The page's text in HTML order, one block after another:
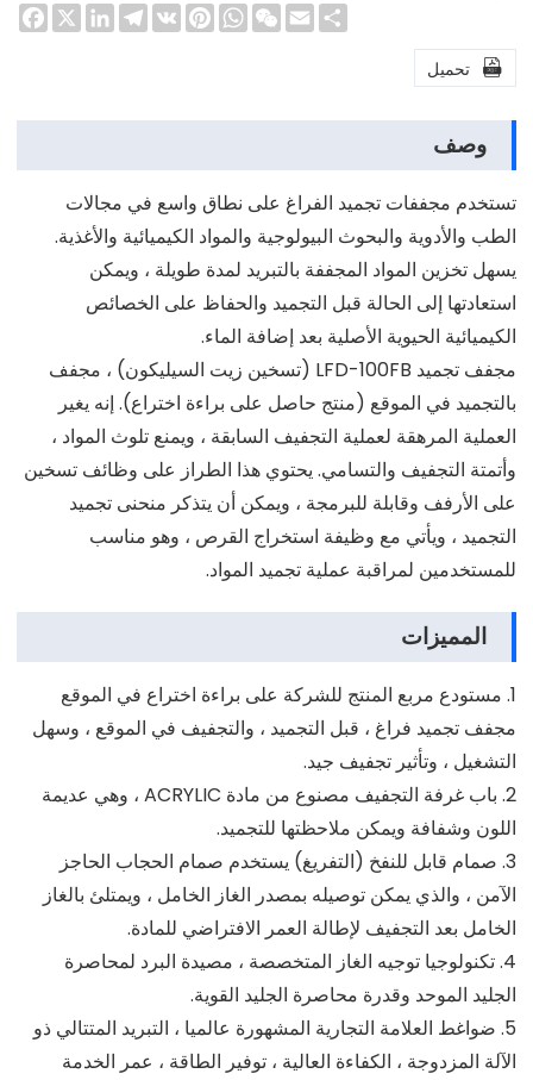
X
LinkedIn
Telegram VK
Pinterest
WhatsAppWeChatEmailShare
 تحميل
وصف
تستخدم مجففات تجميد الفراغ على نطاق واسع في مجالات
الطب والأدوية والبحوث البيولوجية والمواد الكيميائية والأغذية.
يسهل تخزين المواد المجففة بالتبريد لمدة طويلة ، ويمكن
استعادتها إلى الحالة قبل التجميد والحفاظ على الخصائص
الكيميائية الحيوية الأصلية بعد إضافة الماء.
مجفف تجميد LFD-100FB (تسخين زيت السيليكون) ، مجفف
بالتجميد في الموقع (منتج حاصل على براءة اختراع). إنه يغير
العملية المرهقة لعملية التجفيف السابقة ، ويمنع تلوث المواد ،
وأتمتة التجفيف والتسامي. يحتوي هذا الطراز على وظائف تسخين
على الأرفف وقابلة للبرمجة ، ويمكن أن يتذكر منحنى تجميد
التجميد ، ويأتي مع وظيفة استخراج القرص ، وهو مناسب
للمستخدمين لمراقبة عملية تجميد المواد.
المميزات
1. مستودع مربع المنتج للشركة على براءة اختراع في الموقع
مجفف تجميد فراغ ، قبل التجميد ، والتجفيف في الموقع ، وسهل
التشغيل ، وتأثير تجفيف جيد.
2. باب غرفة التجفيف مصنوع من مادة ACRYLIC ، وهي عديمة
اللون وشفافة ويمكن ملاحظتها للتجميد.
3. صمام قابل للنفخ (التفريغ) يستخدم صمام الحجاب الحاجز
الآمن ، والذي يمكن توصيله بمصدر الغاز الخامل ، ويمتلئ بالغاز
الخامل بعد التجفيف لإطالة العمر الافتراضي للمادة.
4. تكنولوجيا توجيه الغاز المتخصصة ، مصيدة البرد لمحاصرة
الجليد الموحد وقدرة محاصرة الجليد القوية.
5. ضواغط العلامة التجارية المشهورة عالميا ، التبريد المتتالي ذو
الآلة المزدوجة ، الكفاءة العالية ، توفير الطاقة ، عمر الخدمة